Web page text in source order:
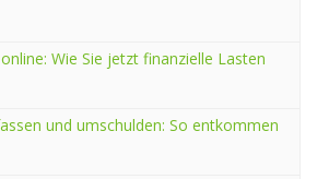
Wie Sie jetzt finanzielle Lasten
und umschulden: So entkommen